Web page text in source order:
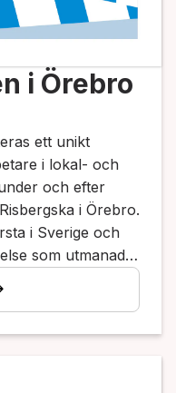
i Örebro
ett unikt
i lokal- och
och efter
i Örebro.
i Sverige och
som utmanade
innehåller också